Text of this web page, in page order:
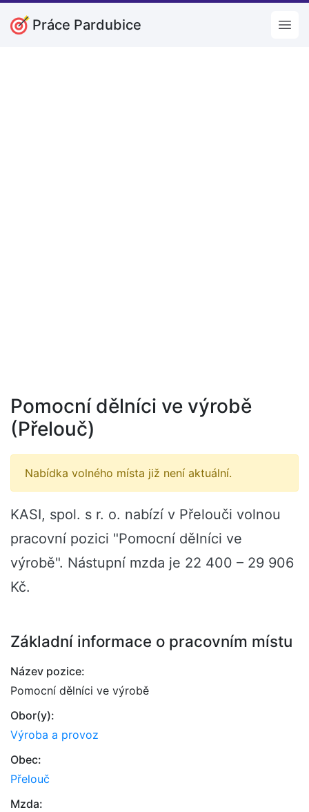
Práce Pardubice
Pomocní dělníci ve výrobě
(Přelouč)
Nabídka volného místa již není aktuální.
KASI, spol. s r. o. nabízí v Přelouči volnou
pracovní pozici "Pomocní dělníci ve
výrobě". Nástupní mzda je 22 400 – 29 906
Kč.
Základní informace o pracovním místu
Název pozice:
Pomocní dělníci ve výrobě
Obor(y):
Výroba a provoz
Obec:
Přelouč
Mzda: